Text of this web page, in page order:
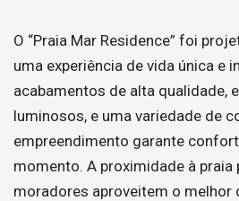
O “Praia Mar Residence” foi
uma experiência de vida única e
acabamentos de alta qualidade,
luminosos, e uma variedade de
empreendimento garante
momento. A proximidade à praia
moradores aproveitem o melhor